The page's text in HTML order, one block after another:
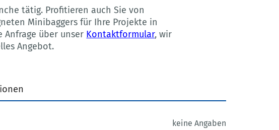
tätig. Profitieren auch Sie von
Minibaggers für Ihre Projekte in
Anfrage über unser Kontaktformular, wir
Angebot.
keine Angaben